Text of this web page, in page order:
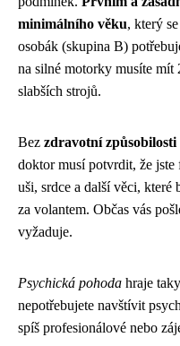
minimálního věku, který
osobák (skupina B)
na silné motorky musíte mít
slabších strojů.
Bez zdravotní způsobilosti
doktor musí potvrdit, že
uši, srdce a další věci,
za volantem. Občas vás
vyžaduje.
Psychická pohoda hraje
nepotřebujete navštívit
spíš profesionálové nebo